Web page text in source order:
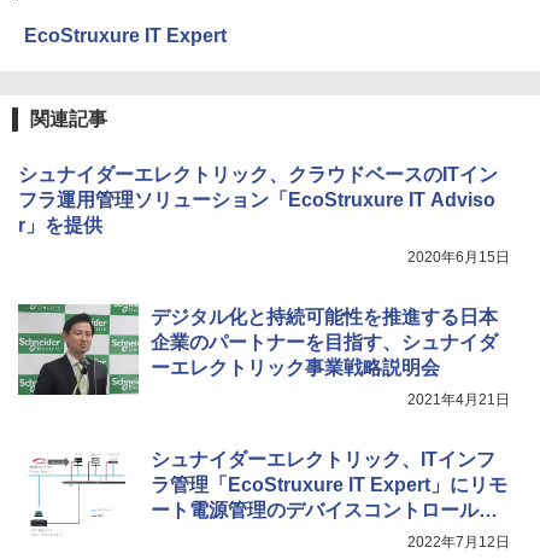
EcoStruxure IT Expert
関連記事
シュナイダーエレクトリック、クラウドベースのITイン
フラ運用管理ソリューション「EcoStruxure IT Adviso
r」を提供
2020年6月15日
デジタル化と持続可能性を推進する日本
企業のパートナーを目指す、シュナイダ
ーエレクトリック事業戦略説明会
2021年4月21日
シュナイダーエレクトリック、ITインフ
ラ管理「EcoStruxure IT Expert」にリモ
ート電源管理のデバイスコントロール機
2022年7月12日